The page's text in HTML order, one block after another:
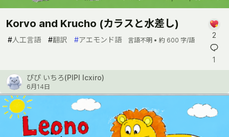
Korvo and Krucho (カラスと水差し)
#人工言語 #翻訳 #アエモンド語 言語不明 • 約 600 字/語
2
1
ぴぴ いちろ(PIPI Icxiro)
6月14日